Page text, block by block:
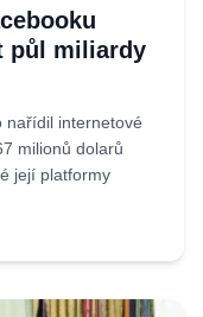
půl miliardy
nařídil internetové
milionů dolarů
její platformy